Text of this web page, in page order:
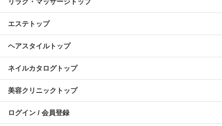
エステトップ
ヘアスタイルトップ
ネイルカタログトップ
美容クリニックトップ
ログイン / 会員登録